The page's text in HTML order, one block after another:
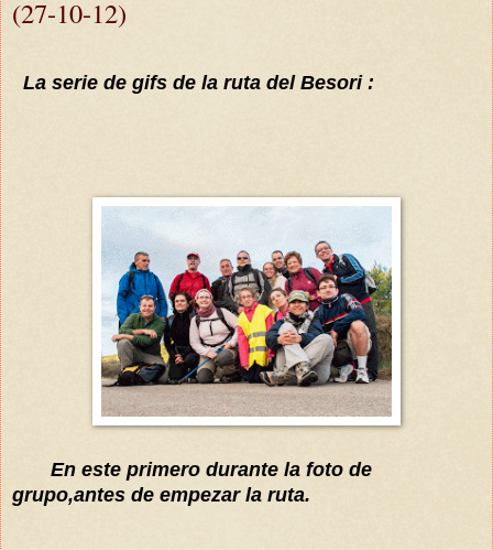
(27-10-12)
La serie de gifs de la ruta del Besori :
En este primero durante la foto de
grupo,antes de empezar la ruta.